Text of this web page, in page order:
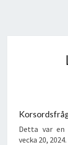
Detta var en
vecka 20, 2024.